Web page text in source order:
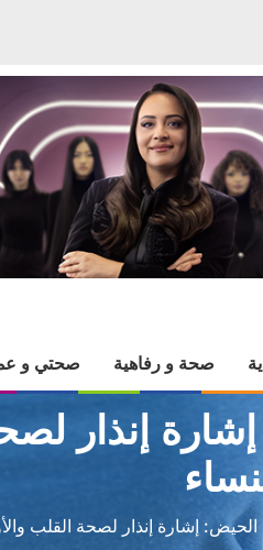
صحة و رفاهية صحتي و
إنذار
إشارة إنذار لصحة القلب